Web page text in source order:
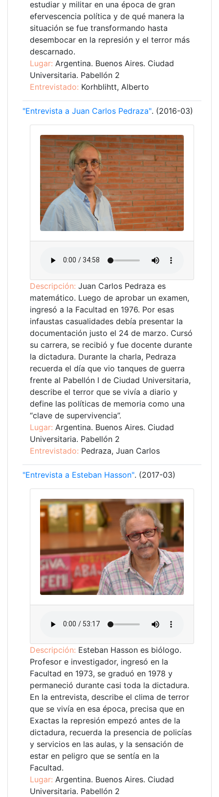
estudiar y militar en una época de gran
efervescencia política y de qué manera la
situación se fue transformando hasta
desembocar en la represión y el terror más
descarnado.
Lugar: Argentina. Buenos Aires. Ciudad
Universitaria. Pabellón 2
Entrevistado: Korhblihtt, Alberto
"Entrevista a Juan Carlos Pedraza". (2016-03)
Descripción: Juan Carlos Pedraza es
matemático. Luego de aprobar un examen,
ingresó a la Facultad en 1976. Por esas
infaustas casualidades debía presentar la
documentación justo el 24 de marzo. Cursó
su carrera, se recibió y fue docente durante
la dictadura. Durante la charla, Pedraza
recuerda el día que vio tanques de guerra
frente al Pabellón I de Ciudad Universitaria,
describe el terror que se vivía a diario y
define las políticas de memoria como una
“clave de supervivencia”.
Lugar: Argentina. Buenos Aires. Ciudad
Universitaria. Pabellón 2
Entrevistado: Pedraza, Juan Carlos
"Entrevista a Esteban Hasson". (2017-03)
Descripción: Esteban Hasson es biólogo.
Profesor e investigador, ingresó en la
Facultad en 1973, se graduó en 1978 y
permaneció durante casi toda la dictadura.
En la entrevista, describe el clima de terror
que se vivía en esa época, precisa que en
Exactas la represión empezó antes de la
dictadura, recuerda la presencia de policías
y servicios en las aulas, y la sensación de
estar en peligro que se sentía en la
Facultad.
Lugar: Argentina. Buenos Aires. Ciudad
Universitaria. Pabellón 2